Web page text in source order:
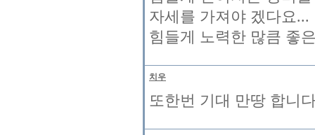
자세를 가져야 겠다요...
힘들게 노력한 많큼 좋
치우
또한번 기대 만땅 합니